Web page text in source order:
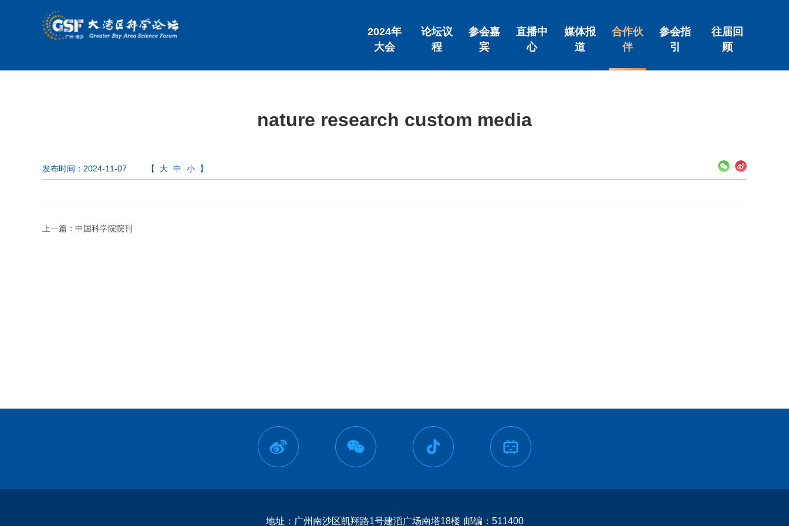
2024年
大会
论坛议
程
参会嘉
宾
直播中
心
媒体报
道
合作伙
伴
参会指
引
往届回
顾
nature research custom media
发布时间：2024-11-07 【 大 中 小 】
上一篇： 中国科学院院刊
地址：广州南沙区凯翔路1号建滔广场南塔18楼 邮编：511400